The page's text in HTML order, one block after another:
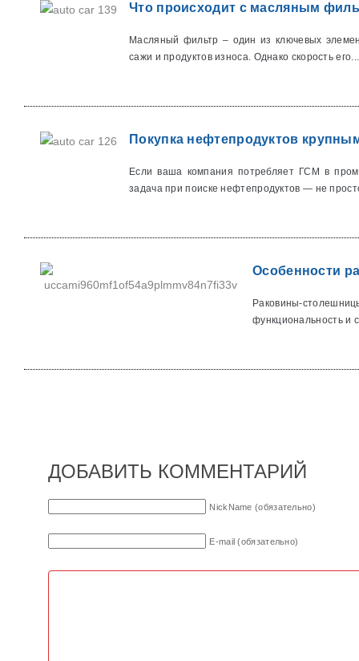
Что происходит с масляным
Масляный фильтр – один из ключевых
сажи и продуктов износа. Однако скорость его...
Покупка нефтепродуктов
Если ваша компания потребляет ГСМ в
задача при поиске нефтепродуктов — не
Особенности
Раковины-
функциональность и
ДОБАВИТЬ КОММЕНТАРИЙ
NickName (обязательно)
E-mail (обязательно)